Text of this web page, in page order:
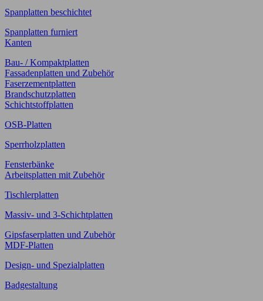
Spanplatten beschichtet
Spanplatten furniert
Kanten
Bau- / Kompaktplatten
Fassadenplatten und Zubehör
Faserzementplatten
Brandschutzplatten
Schichtstoffplatten
OSB-Platten
Sperrholzplatten
Fensterbänke
Arbeitsplatten mit Zubehör
Tischlerplatten
Massiv- und 3-Schichtplatten
Gipsfaserplatten und Zubehör
MDF-Platten
Design- und Spezialplatten
Badgestaltung